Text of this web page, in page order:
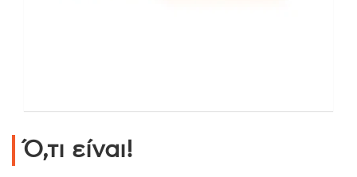
Ό,τι είναι!